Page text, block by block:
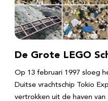
De Grote LEGO
Op 13 februari 1997 sloeg
Duitse vrachtschip Tokio
vertrokken uit de haven